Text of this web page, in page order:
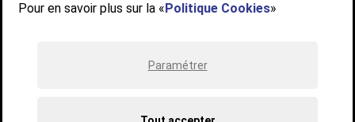
Pour en savoir plus sur la «Politique Cookies»
Paramétrer